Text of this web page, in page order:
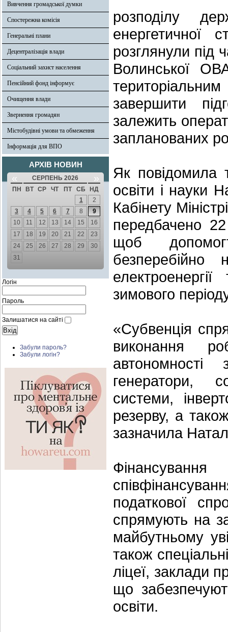
Вивчення громадської думки
Спостережна комісія
Генеральні плани
Децентралізація влади
Соціальний захист населення
Пенсійний фонд інформує
Очищення влади
Звернення громадян
Містобудівні умови та обмеження
Інформація для ВПО
АРХІВ НОВИН
« СЕРПЕНЬ 2026 »
ПН ВТ СР ЧТ ПТ СБ
НД
1
2
3
4 5 6 7 8
9
10
11 12 13 14 15
16
17
18 19 20 21 22
23
24
25 26 27 28 29
30
31
Логін
Пароль
Залишатися на сайті
Забули пароль?
Забули логін?
розподілу
енергетичної
розглянули під
Волинської
завершити
залежить
запланованих
Як повідомила
освіти і науки
Кабінету
передбачено
щоб
безперебійно
зимового
«Субвенція
виконання
генератори,
системи,
резерву, а
зазначила
податкової
спрямують на
майбутньому
також
ліцеї, заклади
що
освіти.